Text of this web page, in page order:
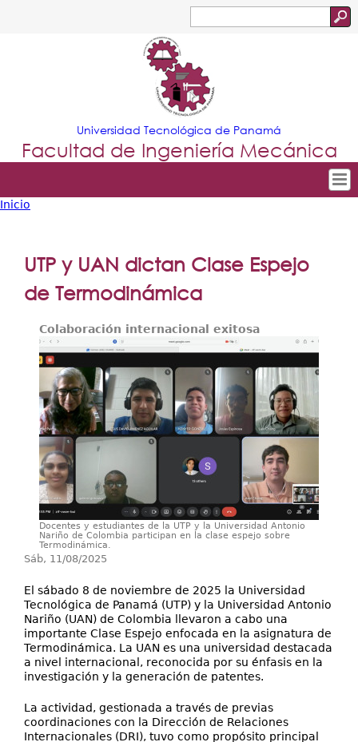
Jump to navigation
de
búsqueda
Universidad Tecnológica de Panamá
Facultad de Ingeniería Mecánica
Tropical
Principal
Departamentos
Oferta Académica
Escuela Aviación
Investigación+D+i
Servicios
está
Inicio
UTP y UAN dictan Clase Espejo
de Termodinámica
Colaboración internacional exitosa
Docentes y estudiantes de la UTP y la Universidad Antonio
Nariño de Colombia participan en la clase espejo sobre
Termodinámica.
Sáb, 11/08/2025
El sábado 8 de noviembre de 2025 la Universidad
Tecnológica de Panamá (UTP) y la Universidad Antonio
Nariño (UAN) de Colombia llevaron a cabo una
importante Clase Espejo enfocada en la asignatura de
Termodinámica. La UAN es una universidad destacada
a nivel internacional, reconocida por su énfasis en la
investigación y la generación de patentes.
La actividad, gestionada a través de previas
coordinaciones con la Dirección de Relaciones
Internacionales (DRI), tuvo como propósito principal